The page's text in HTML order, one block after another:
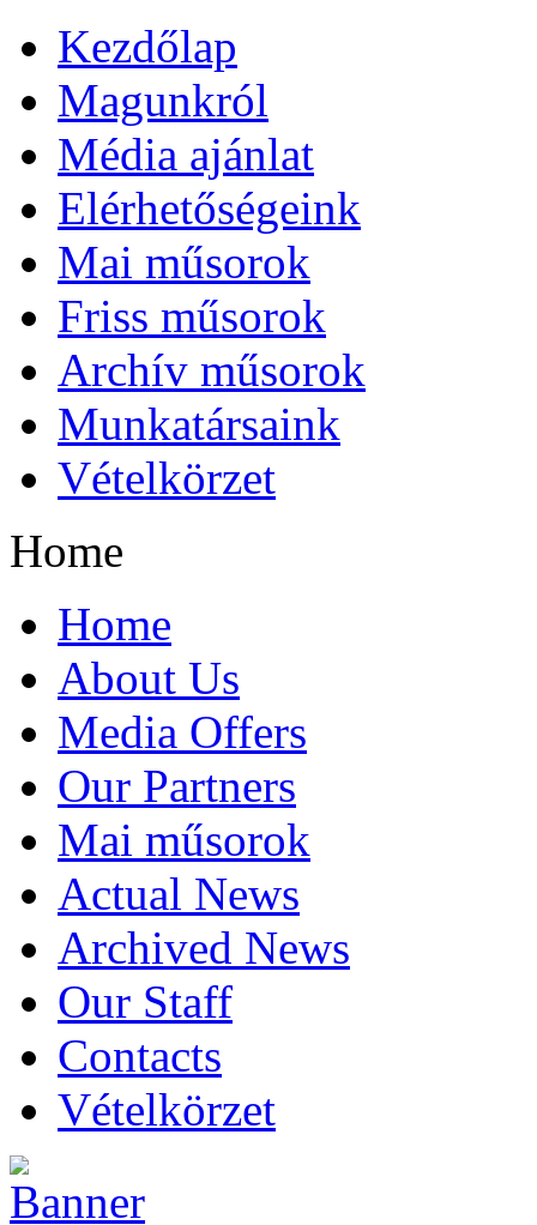
Kezdőlap
Magunkról
Média ajánlat
Elérhetőségeink
Mai műsorok
Friss műsorok
Archív műsorok
Munkatársaink
Vételkörzet
Home
Home
About Us
Media Offers
Our Partners
Mai műsorok
Actual News
Archived News
Our Staff
Contacts
Vételkörzet